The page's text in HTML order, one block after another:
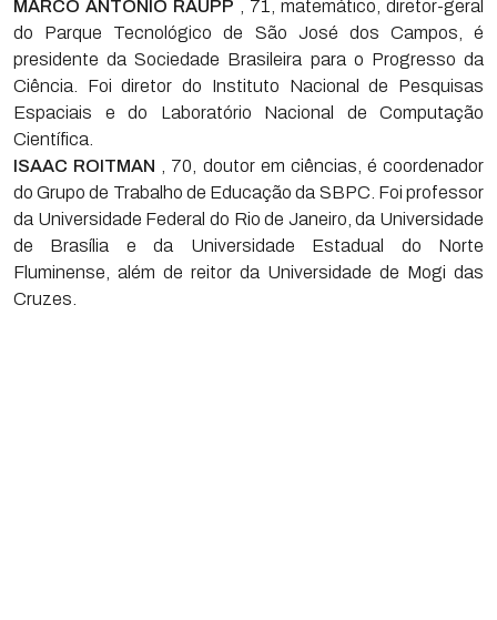
MARCO ANTÔNIO RAUPP , 71, matemático, diretor-geral
do Parque Tecnológico de São José dos Campos, é
presidente da Sociedade Brasileira para o Progresso da
Ciência. Foi diretor do Instituto Nacional de Pesquisas
Espaciais e do Laboratório Nacional de Computação
Científica.
ISAAC ROITMAN , 70, doutor em ciências, é coordenador
do Grupo de Trabalho de Educação da SBPC. Foi professor
da Universidade Federal do Rio de Janeiro, da Universidade
de Brasília e da Universidade Estadual do Norte
Fluminense, além de reitor da Universidade de Mogi das
Cruzes.